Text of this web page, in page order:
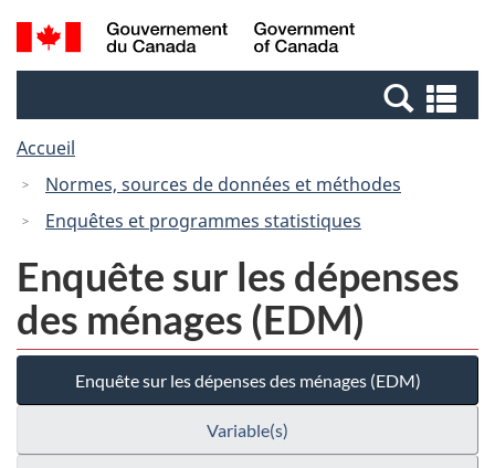
Passer
au
Passer
à
Canada
Recherche
et
et
Accueil
Normes, sources de données et méthodes
Enquêtes et programmes statistiques
Enquête sur les dépenses
des ménages (EDM)
Enquête sur les dépenses des ménages (EDM)
Variable(s)